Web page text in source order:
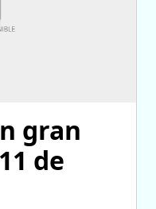
gran
de